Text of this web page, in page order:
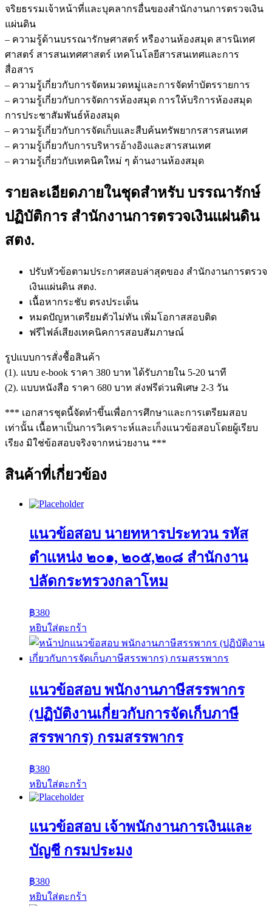
จริยธรรมเจ้าหน้าที่และบุคลากรอื่นของสำนักงานการตรวจเงิน
แผ่นดิน
– ความรู้ด้านบรรณารักษศาสตร์ หรืองานห้องสมุด สารนิเทศ
ศาสตร์ สารสนเทศศาสตร์ เทคโนโลยีสารสนเทศและการ
สื่อสาร
– ความรู้เกี่ยวกับการจัดหมวดหมู่และการจัดทำบัตรรายการ
– ความรู้เกี่ยวกับการจัดการห้องสมุด การให้บริการห้องสมุด
การประชาสัมพันธ์ห้องสมุด
– ความรู้เกี่ยวกับการจัดเก็บและสืบค้นทรัพยากรสารสนเทศ
– ความรู้เกี่ยวกับการบริหารอ้างอิงและสารสนเทศ
– ความรู้เกี่ยวกับเทคนิคใหม่ ๆ ด้านงานห้องสมุด
รายละเอียดภายในชุดสำหรับ บรรณารักษ์
ปฏิบัติการ สำนักงานการตรวจเงินแผ่นดิน
สตง.
ปรับหัวข้อตามประกาศสอบล่าสุดของ สำนักงานการตรวจ
เงินแผ่นดิน สตง.
เนื้อหากระชับ ตรงประเด็น
หมดปัญหาเตรียมตัวไม่ทัน เพิ่มโอกาสสอบติด
ฟรีไฟล์เสียงเทคนิคการสอบสัมภาษณ์
รูปแบบการสั่งชื้อสินค้า
(1). แบบ e-book ราคา 380 บาท ได้รับภายใน 5-20 นาที
(2). แบบหนังสือ ราคา 680 บาท ส่งฟรีด่วนพิเศษ 2-3 วัน
*** เอกสารชุดนี้จัดทำขึ้นเพื่อการศึกษาและการเตรียมสอบ
เท่านั้น เนื้อหาเป็นการวิเคราะห์และเก็งแนวข้อสอบโดยผู้เรียบ
เรียง มิใช่ข้อสอบจริงจากหน่วยงาน ***
สินค้าที่เกี่ยวข้อง
แนวข้อสอบ นายทหารประทวน รหัส
ตำแหน่ง ๒๐๑, ๒๐๕,๒o๘ สำนักงาน
ปลัดกระทรวงกลาโหม
฿380
หยิบใส่ตะกร้า
แนวข้อสอบ พนักงานภาษีสรรพากร
(ปฏิบัติงานเกี่ยวกับการจัดเก็บภาษี
สรรพากร) กรมสรรพากร
฿380
หยิบใส่ตะกร้า
แนวข้อสอบ เจ้าพนักงานการเงินและ
บัญชี กรมประมง
฿380
หยิบใส่ตะกร้า